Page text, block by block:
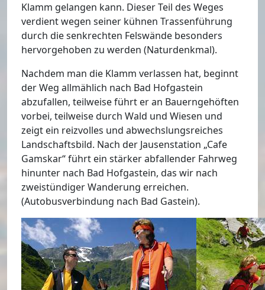
Klamm gelangen kann. Dieser Teil des Weges
verdient wegen seiner kühnen Trassenführung
durch die senkrechten Felswände besonders
hervorgehoben zu werden (Naturdenkmal).
Nachdem man die Klamm verlassen hat, beginnt
der Weg allmählich nach Bad Hofgastein
abzufallen, teilweise führt er an Bauerngehöften
vorbei, teilweise durch Wald und Wiesen und
zeigt ein reizvolles und abwechslungsreiches
Landschaftsbild. Nach der Jausenstation „Cafe
Gamskar“ führt ein stärker abfallender Fahrweg
hinunter nach Bad Hofgastein, das wir nach
zweistündiger Wanderung erreichen.
(Autobusverbindung nach Bad Gastein).